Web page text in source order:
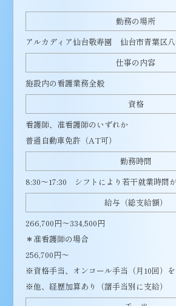
勤務の場所
アルカディア仙台敬寿園 仙台市青葉区
仕事の内容
施設内の看護業務全般
資格
看護師、准看護師のいずれか
普通自動車免許（AT可）
勤務時間
8:30～17:30 シフトにより若干就業時間
給与（総支給額）
266,700円～334,500円
＊准看護師の場合
256,700円～
※資格手当、オンコール手当（月10回）
※他、経歴加算あり（諸手当別に支給）